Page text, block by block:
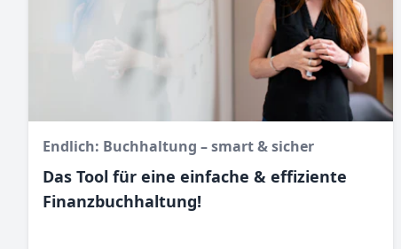
Endlich: Buchhaltung – smart & sicher
Das Tool für eine einfache & effiziente
Finanz­buchhaltung!